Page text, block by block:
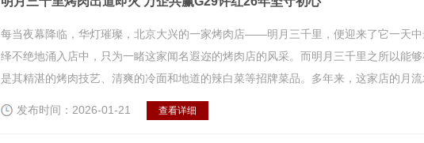
每当夜幕降临，华灯璀璨，北京大兴的一家烤肉店——明月三千里，便迎来了它一天
绎不绝地涌入店中，只为一睹这家闻名遐迩的烤肉店的风采。而明月三千里之所以能
是其精湛的烤肉技艺、清爽的冷面和地道的辣白菜等招牌菜品。多年来，这家店的月流
发布时间：2026-01-21 查看详细